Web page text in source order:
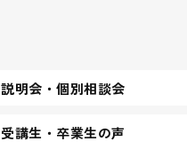
説明会・個別相談会
受講生・卒業生の声